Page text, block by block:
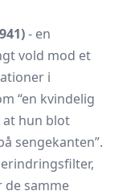
- en
vold mod et
i
“en kvindelig
at hun blot
sengekanten”.
samme